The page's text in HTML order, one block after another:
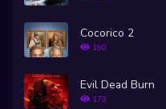
Cocorico 2
190
Evil Dead Burn
173